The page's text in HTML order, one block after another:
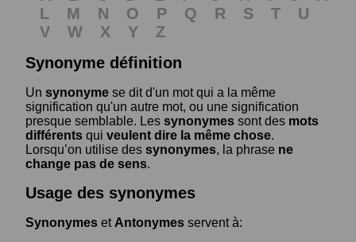
L
M N O P Q R S T
U
V
W X Y
Z
Synonyme définition
Un synonyme se dit d'un mot qui a la même
signification qu'un autre mot, ou une signification
presque semblable. Les synonymes sont des mots
différents qui veulent dire la même chose.
Lorsqu’on utilise des synonymes, la phrase ne
change pas de sens.
Usage des synonymes
Synonymes et Antonymes servent à: